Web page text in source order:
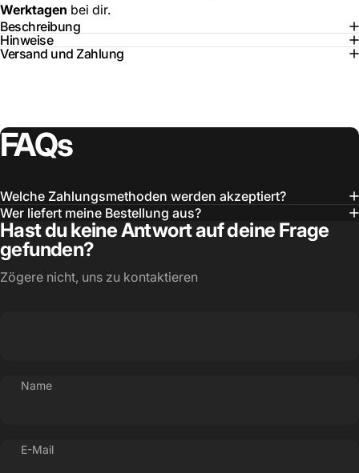
Werktagen bei dir.
Beschreibung
Hinweise
Versand und Zahlung
FAQs
Welche Zahlungsmethoden werden akzeptiert?
Wer liefert meine Bestellung aus?
Hast du keine Antwort auf deine Frage
gefunden?
Zögere nicht, uns zu kontaktieren
Name
E-Mail